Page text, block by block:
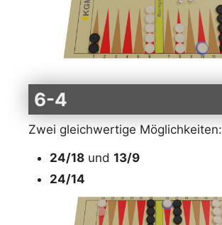
6-4
Zwei gleichwertige Möglichkeiten:
24/18 und 13/9
24/14